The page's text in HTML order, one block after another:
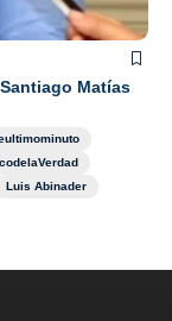
Matías
Luis Abinader